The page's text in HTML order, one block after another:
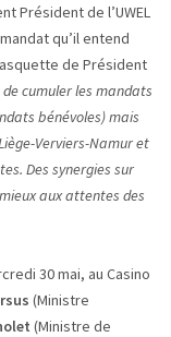
Président de l’UWEL
qu’il entend
de Président
de cumuler les mandats
bénévoles) mais
Verviers-Namur et
Des synergies sur
aux attentes des
30 mai, au Casino
(Ministre
(Ministre de